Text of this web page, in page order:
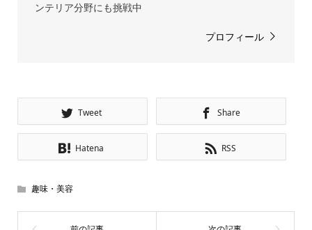
ンテリア分野にも挑戦中
プロフィール
Tweet Share
Hatena RSS
趣味・美容